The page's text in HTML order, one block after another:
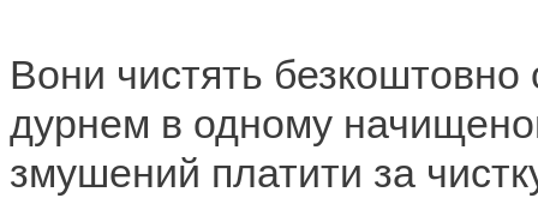
Вони чистять безкоштовно
дурнем в одному
змушений платити за